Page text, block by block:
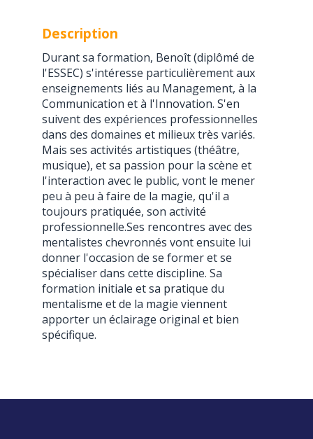
Description
Durant sa formation, Benoît (diplômé de
l'ESSEC) s'intéresse particulièrement aux
enseignements liés au Management, à la
Communication et à l'Innovation. S'en
suivent des expériences professionnelles
dans des domaines et milieux très variés.
Mais ses activités artistiques (théâtre,
musique), et sa passion pour la scène et
l'interaction avec le public, vont le mener
peu à peu à faire de la magie, qu'il a
toujours pratiquée, son activité
professionnelle.Ses rencontres avec des
mentalistes chevronnés vont ensuite lui
donner l'occasion de se former et se
spécialiser dans cette discipline. Sa
formation initiale et sa pratique du
mentalisme et de la magie viennent
apporter un éclairage original et bien
spécifique.